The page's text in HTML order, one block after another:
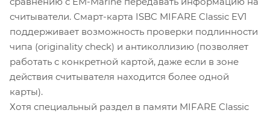
считыватели. Смарт-карта ISBC MIFARE Classic EV1
поддерживает возможность проверки подлинности
чипа (originality check) и антиколлизию (позволяет
работать с конкретной картой, даже если в зоне
действия считывателя находится более одной
карты).
Хотя специальный раздел в памяти MIFARE Classic